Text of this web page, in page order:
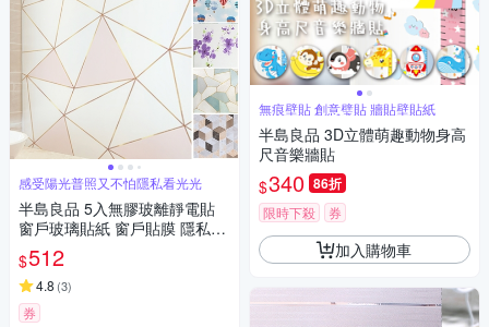
感受陽光普照又不怕隱私看光光
半島良品 5入無膠玻離靜電貼
窗戶玻璃貼紙 窗戶貼膜 隱私貼
窗戶貼紙 彩色 45X200
$512
4.8 (3)
券
無痕壁貼 創意璧貼 牆貼壁貼紙
半島良品 3D立體萌趣動物身高
尺音樂牆貼
$340 86折
限時下殺 券
加入購物車